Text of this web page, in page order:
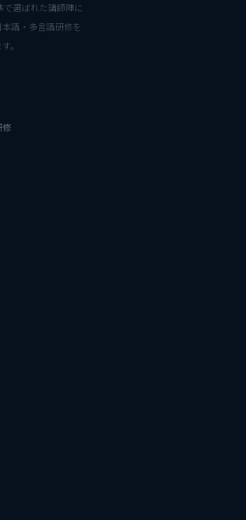
で選ばれた講師陣に
語・多言語研修を
。
修